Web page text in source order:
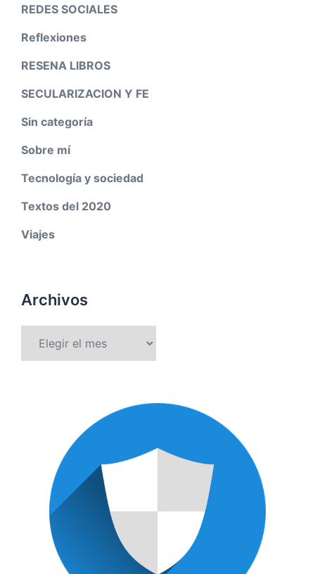
REDES SOCIALES
Reflexiones
RESENA LIBROS
SECULARIZACION Y FE
Sin categoría
Sobre mí
Tecnología y sociedad
Textos del 2020
Viajes
Archivos